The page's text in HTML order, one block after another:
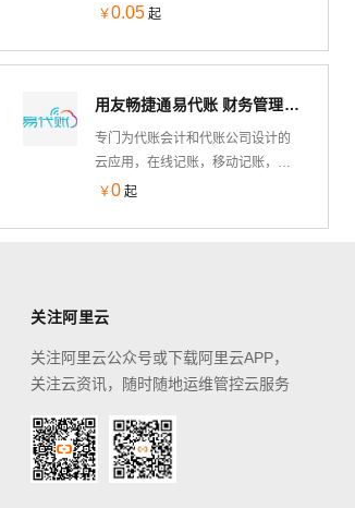
要素 身份证实名认证 身份证实名 身
份证二要素 身份证实名认证 身份证
身份证实名 身份证二要素 身份证实
份证实名认证 ...
入社会统一信用代码/公司名称/注册
信用代码等。实时更新，速度快，
拒绝缓存库，实时核验。专业技术
支持在线服务，量大从优可详询客
咨询选购！——全品类接口专家
￥0.05 起
用友畅捷通易代账 财务管理软件 智能在线云记账 多账套
专门为代账会计和代账公司设计的
云应用，在线记账，移动记账，免
安装、自动升级。支持手机做账查
￥0 起
关注阿里云
关注阿里云公众号或下载阿里云APP，
关注云资讯，随时随地运维管控云服务